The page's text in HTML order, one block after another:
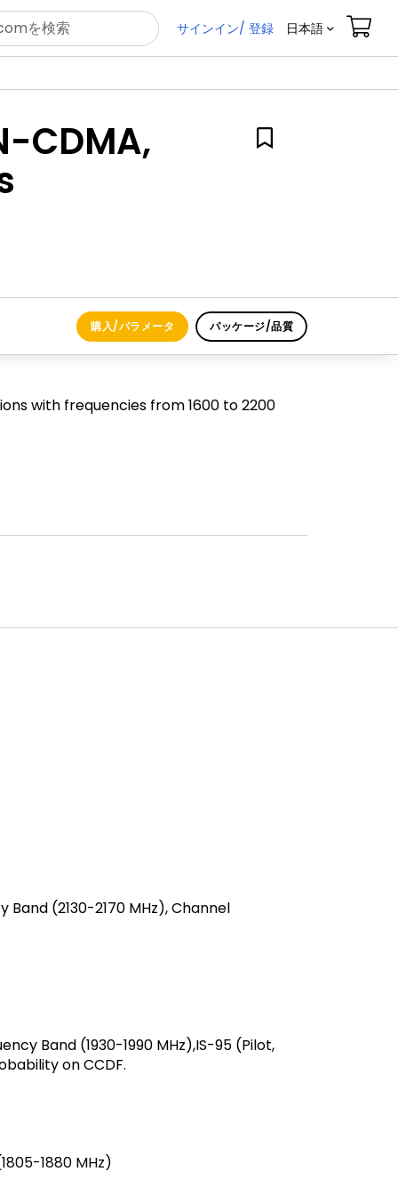
サインイン/ 登録 日本語
CDMA,
購入/パラメータ パッケージ/品質
with frequencies from 1600 to 2200
Band (2130-2170 MHz), Channel
Band (1930-1990 MHz),IS-95 (Pilot,
on CCDF.
1880 MHz)